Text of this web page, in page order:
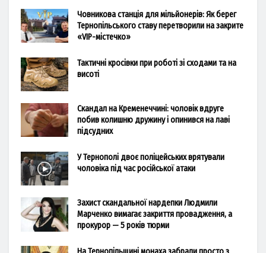
Човникова станція для мільйонерів: Як берег
Тернопільського ставу перетворили на закрите
«VIP-містечко»
Тактичні кросівки при роботі зі сходами та на
висоті
Скандал на Кременеччині: чоловік вдруге
побив колишню дружину і опинився на лаві
підсудних
У Тернополі двоє поліцейських врятували
чоловіка під час російської атаки
Захист скандальної нардепки Людмили
Марченко вимагає закриття провадження, а
прокурор — 5 років тюрми